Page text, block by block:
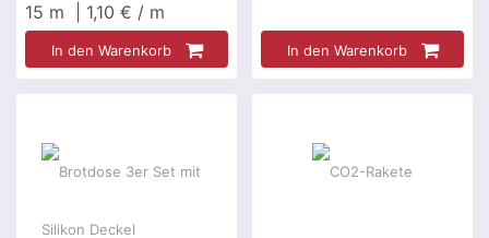
15 m | 1,10 € / m
In den Warenkorb In den Warenkorb